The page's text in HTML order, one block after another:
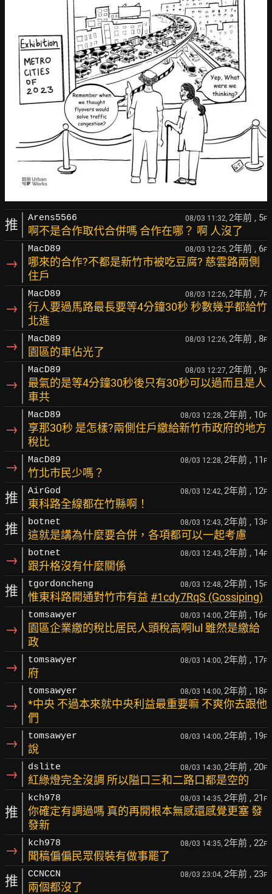
推 Arens5566 08/03 11:32, 2年前 , 5F
啊不是合作取代合併嗎 合作在哪？ 啊 人沒了
→
MacD89 08/03 12:25, 2年前 , 6F
哪來的合作?不都是新竹市被吃豆腐? 慈雲路兩側
住戶
→
MacD89 08/03 12:26, 2年前 , 7F
行人要過馬路最長要等4分鐘30秒 秒數幾乎都給竹
北進
→ MacD89 08/03 12:26, 2年前 , 8F
園區的車佔光了
→
MacD89 08/03 12:27, 2年前 , 9F
最氣的是等4分鐘30秒後只有30秒可以過而且是人
車共
→
MacD89 08/03 12:28, 2年前 , 10F
享那30秒 是怎樣?兩側住戶繳給新竹市政府的地方
稅比
→ MacD89 08/03 12:28, 2年前 , 11 F
竹北市民少嗎？
推 AirGod 08/03 12:42, 2年前 , 12F
東科路全線都在竹縣啊！
推 botnet 08/03 12:43, 2年前 , 13F
這就是講為什麼要合併，各項都可以一起考慮
→ botnet 08/03 12:43, 2年前 , 14F
跟升格沒有什麼關係
推 tgordoncheng 08/03 12:48, 2年前 , 15F
惟東科路開通對竹市有益 #1cdy7RqS (Gossiping)
→
tomsawyer 08/03 14:00, 2年前 , 16F
園區企業繳的稅比居民人頭稅高啊lul 雖然是繳給
政
→ tomsawyer 08/03 14:00, 2年前 , 17F
府
→
tomsawyer 08/03 14:00, 2年前 , 18F
*中央 不過本來就中央利益最重要嘛 不爽你去跟他
們
→ tomsawyer 08/03 14:00, 2年前 , 19F
說
→ dslite 08/03 14:30, 2年前 , 20F
紅綠燈完全沒調 所以隘口三和二路口都是空的
推
kch978 08/03 14:35, 2年前 , 21 F
你確定有調過嗎 真的再開根本無感還感覺更塞 發
發新
→ kch978 08/03 14:35, 2年前 , 22F
聞稿偏偏民眾假裝有做事罷了
推 CCNCCN 08/03 23:04, 2年前 , 23F
兩個都沒了